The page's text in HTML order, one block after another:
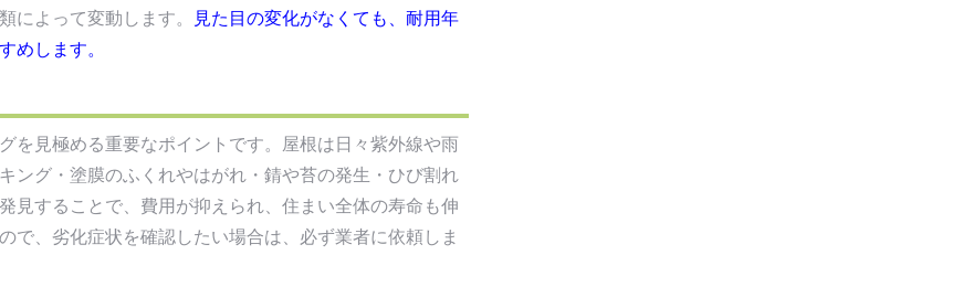
によって変動します。
見た目の変化がなくても、耐用年
めします。
を見極める重要なポイントです。屋根は日々紫外線や雨
ング・塗膜のふくれやはがれ・錆や苔の発生・ひび割れ
見することで、費用が抑えられ、住まい全体の寿命も伸
で、劣化症状を確認したい場合は、必ず業者に依頼しま